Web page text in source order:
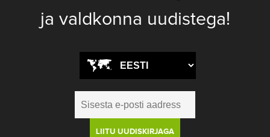
ja valdkonna uudistega!